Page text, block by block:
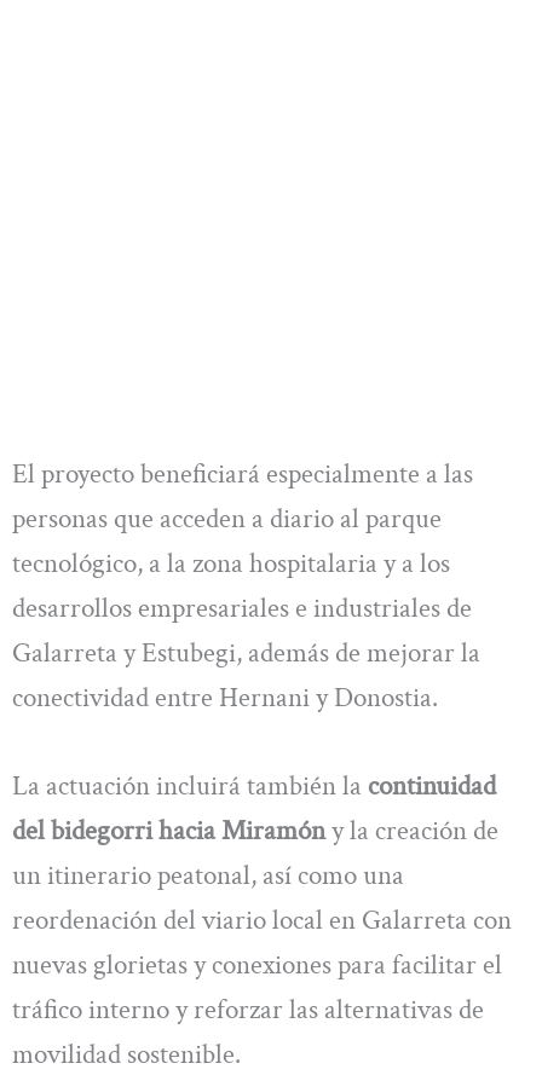
El proyecto beneficiará especialmente a las
personas que acceden a diario al parque
tecnológico, a la zona hospitalaria y a los
desarrollos empresariales e industriales de
Galarreta y Estubegi, además de mejorar la
conectividad entre Hernani y Donostia.
La actuación incluirá también la continuidad
del bidegorri hacia Miramóny la creación de
un itinerario peatonal, así como una
reordenación del viario local en Galarreta con
nuevas glorietas y conexiones para facilitar el
tráfico interno y reforzar las alternativas de
movilidad sostenible.